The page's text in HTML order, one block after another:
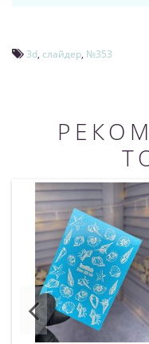
3d, слайдер, №353